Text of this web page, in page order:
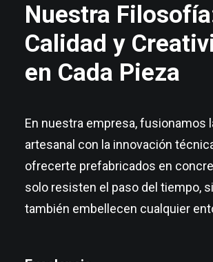
Nuestra
Calidad y
en Cada Pieza
En nuestra empresa, fusionamos
artesanal con la innovación
ofrecerte prefabricados en
solo resisten el paso del tiempo,
también embellecen cualquier